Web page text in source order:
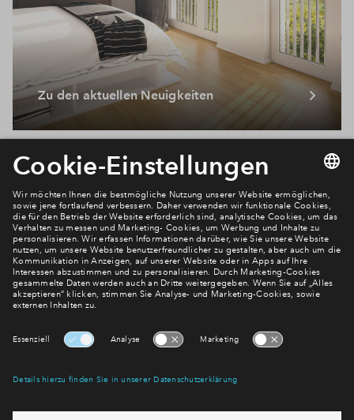
Zu den aktuellen Neuigkeiten
Newsletter Anmeldung
Verpassen Sie zu diesem Wohnprojekt keine Neuigkeiten
mehr! Wir halten Sie auf dem Laufenden – mit unserem
regelmäßig erscheinenden Newsletter informieren wir Sie
über den Stand dieses und weiterer Neubauprojekte.
Abonnieren